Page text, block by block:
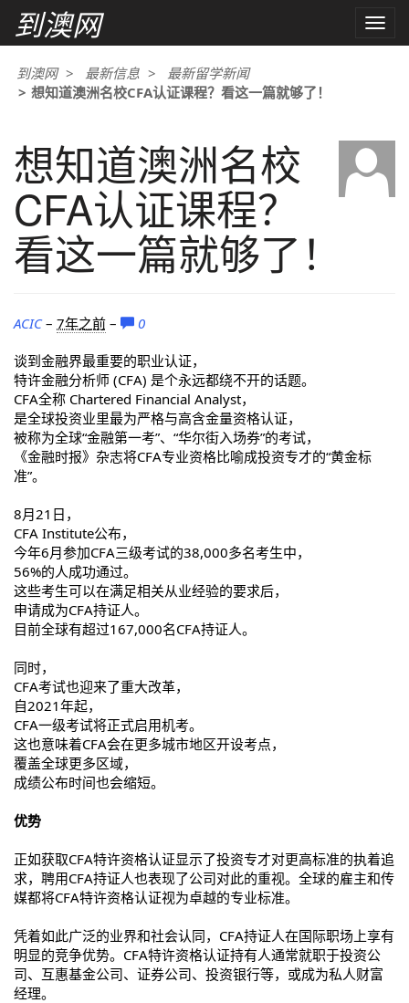
到澳网
Toggle
到澳网 最新信息
最新留学新闻
想知道澳洲名校CFA认证课程？看这一篇就够了！
想知道澳洲名校
CFA认证课程？
看这一篇就够了！
ACIC– 7年之前 – 0
谈到金融界最重要的职业认证，
特许金融分析师 (CFA) 是个永远都绕不开的话题。
CFA全称 Chartered Financial Analyst，
是全球投资业里最为严格与高含金量资格认证，
被称为全球“金融第一考”、“华尔街入场券”的考试，
《金融时报》杂志将CFA专业资格比喻成投资专才的“黄金标
准”。
8月21日，
CFA Institute公布，
今年6月参加CFA三级考试的38,000多名考生中，
56%的人成功通过。
这些考生可以在满足相关从业经验的要求后，
申请成为CFA持证人。
目前全球有超过167,000名CFA持证人。
同时，
CFA考试也迎来了重大改革，
自2021年起，
CFA一级考试将正式启用机考。
这也意味着CFA会在更多城市地区开设考点，
覆盖全球更多区域，
成绩公布时间也会缩短。
优势
正如获取CFA特许资格认证显示了投资专才对更高标准的执着追
求，聘用CFA持证人也表现了公司对此的重视。全球的雇主和传
媒都将CFA特许资格认证视为卓越的专业标准。
凭着如此广泛的业界和社会认同，CFA持证人在国际职场上享有
明显的竞争优势。CFA特许资格认证持有人通常就职于投资公
司、互惠基金公司、证券公司、投资银行等，或成为私人财富
经理。